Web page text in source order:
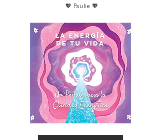
💖 Paulie 💖